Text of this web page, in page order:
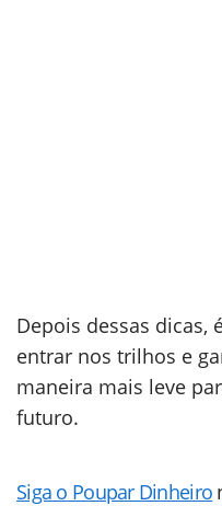
Depois dessas dicas,
entrar nos trilhos e
maneira mais leve
futuro.
Siga o Poupar Dinheiro